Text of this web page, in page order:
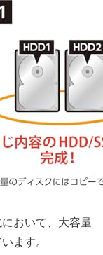
おいて、大容量
ます。